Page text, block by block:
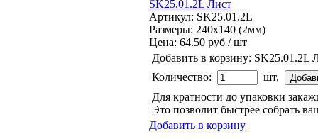
SK25.01.2L Лист
Артикул: SK25.01.2L
Размеры: 240x140 (2мм)
Цена: 64.50 руб / шт
Добавить в корзину: SK25.01.2L
Количество:
шт.
Для кратности до упаковки
Это позволит быстрее собрать
Добавить в корзину